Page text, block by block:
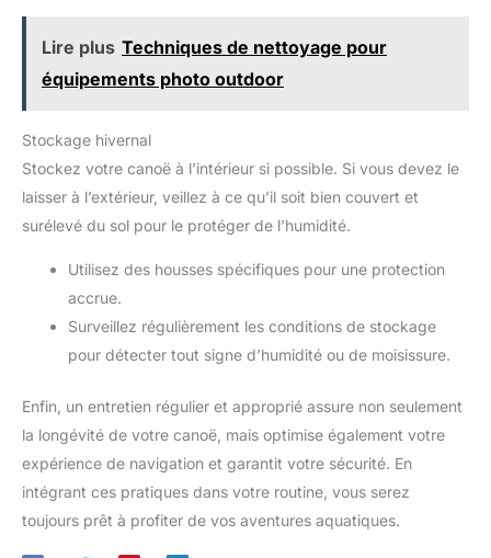
Lire plus Techniques de nettoyage pour
équipements photo outdoor
Stockage hivernal
Stockez votre canoë à l’intérieur si possible. Si vous devez le
laisser à l’extérieur, veillez à ce qu’il soit bien couvert et
surélevé du sol pour le protéger de l’humidité.
Utilisez des housses spécifiques pour une protection
accrue.
Surveillez régulièrement les conditions de stockage
pour détecter tout signe d’humidité ou de moisissure.
Enfin, un entretien régulier et approprié assure non seulement
la longévité de votre canoë, mais optimise également votre
expérience de navigation et garantit votre sécurité. En
intégrant ces pratiques dans votre routine, vous serez
toujours prêt à profiter de vos aventures aquatiques.